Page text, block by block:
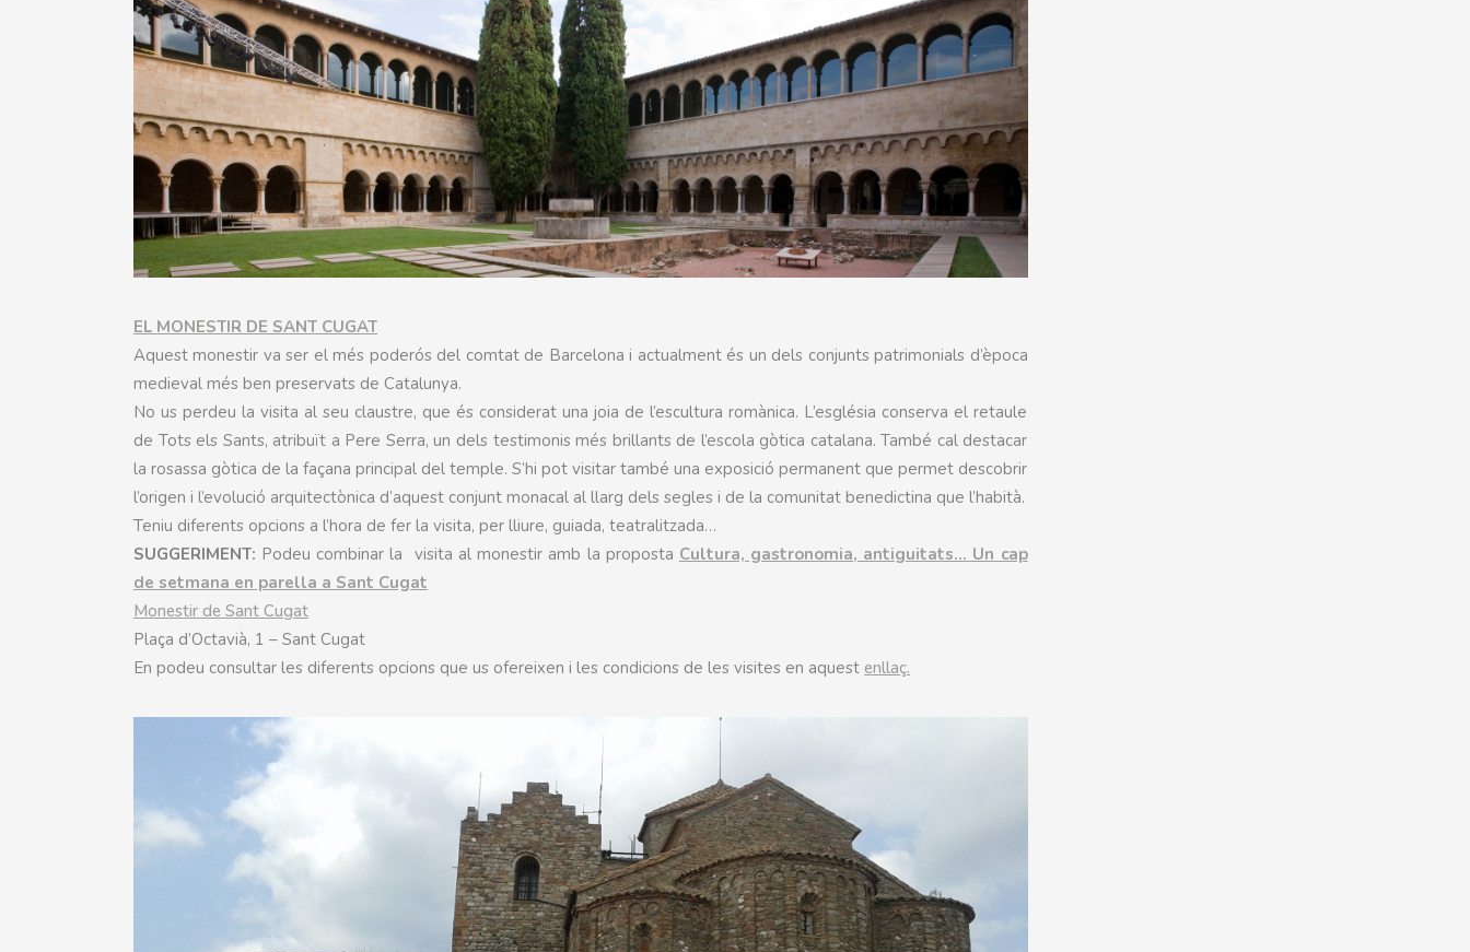
EL MONESTIR DE SANT CUGAT
Aquest monestir va ser el més poderós del comtat de Barcelona i actualment és un dels conjunts patrimonials d’època
medieval més ben preservats de Catalunya.
No us perdeu la visita al seu claustre, que és considerat una joia de l’escultura romànica. L’església conserva el retaule
de Tots els Sants, atribuït a Pere Serra, un dels testimonis més brillants de l’escola gòtica catalana. També cal destacar
la rosassa gòtica de la façana principal del temple. S’hi pot visitar també una exposició permanent que permet descobrir
l’origen i l’evolució arquitectònica d’aquest conjunt monacal al llarg dels segles i de la comunitat benedictina que l’habità.
Teniu diferents opcions a l’hora de fer la visita, per lliure, guiada, teatralitzada…
SUGGERIMENT: Podeu combinar la visita al monestir amb la proposta Cultura, gastronomia, antiguitats… Un cap
de setmana en parella a Sant Cugat
Monestir de Sant Cugat
Plaça d’Octavià, 1 – Sant Cugat
En podeu consultar les diferents opcions que us ofereixen i les condicions de les visites en aquest enllaç.